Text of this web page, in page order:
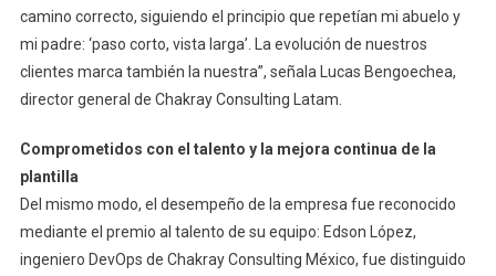
camino correcto, siguiendo el principio que repetían mi abuelo y
mi padre: ‘paso corto, vista larga’. La evolución de nuestros
clientes marca también la nuestra”, señala Lucas Bengoechea,
director general de Chakray Consulting Latam.
Comprometidos con el talento y la mejora continua de la
plantilla
Del mismo modo, el desempeño de la empresa fue reconocido
mediante el premio al talento de su equipo: Edson López,
ingeniero DevOps de Chakray Consulting México, fue distinguido